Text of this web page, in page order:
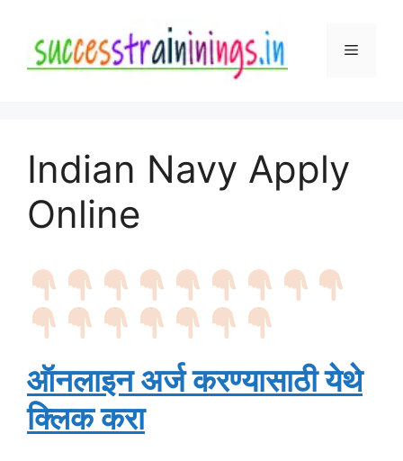
content
Menu
Indian Navy Apply
Online
ऑनलाइन अर्ज करण्यासाठी येथे
क्लिक करा